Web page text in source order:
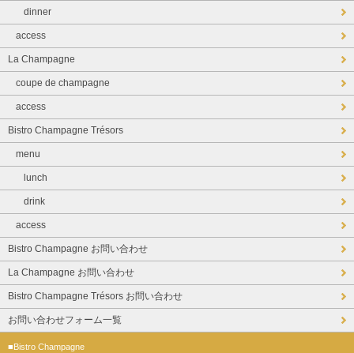
dinner
access
La Champagne
coupe de champagne
access
Bistro Champagne Trésors
menu
lunch
drink
access
Bistro Champagne お問い合わせ
La Champagne お問い合わせ
Bistro Champagne Trésors お問い合わせ
お問い合わせフォーム一覧
■Bistro Champagne